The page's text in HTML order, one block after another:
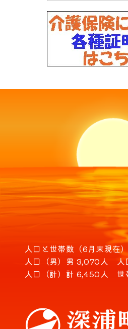
人口と世帯数（6月末現在）
人口（男） 男 3,070人 人
人口（計） 計 6,450人 世